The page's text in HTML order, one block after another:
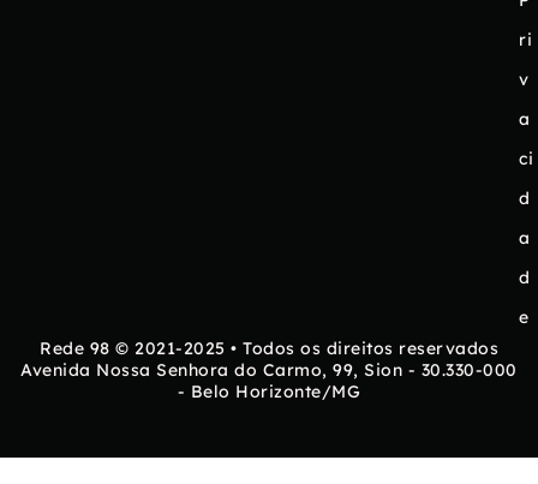
ri
v
a
ci
d
a
d
e
Rede 98 © 2021-2025 • Todos os direitos reservados
Avenida Nossa Senhora do Carmo, 99, Sion - 30.330-000
- Belo Horizonte/MG